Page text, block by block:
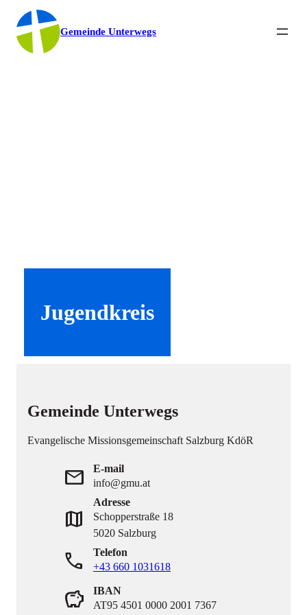
Gemeinde Unterwegs
Jugendkreis
Gemeinde Unterwegs
Evangelische Missionsgemeinschaft Salzburg KdöR
mail
E-mail
info@gmu.at
map
Adresse
Schopperstraße 18
5020 Salzburg
phone
Telefon
+43 660 1031618
savings
IBAN
AT95 4501 0000 2001 7367